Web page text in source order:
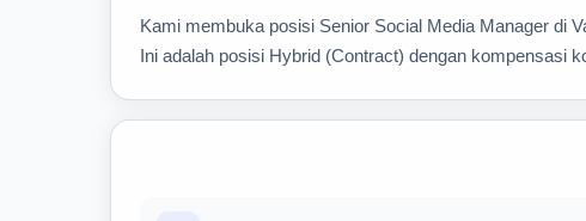
Kami membuka posisi Senior Social Media Manager di
Ini adalah posisi Hybrid (Contract) dengan kompensasi